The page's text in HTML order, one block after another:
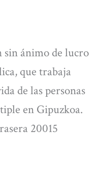
sin ánimo de lucro
que trabaja
de las personas
en Gipuzkoa.
20015